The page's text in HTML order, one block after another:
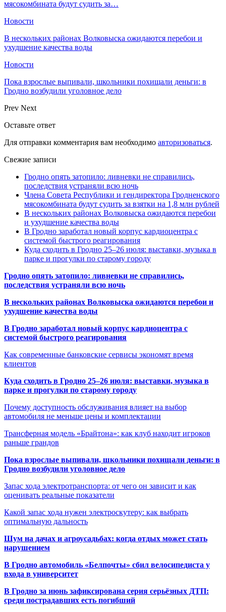
мясокомбината будут судить за…
Новости
В нескольких районах Волковыска ожидаются перебои и
ухудшение качества воды
Новости
Пока взрослые выпивали, школьники похищали деньги: в
Гродно возбудили уголовное дело
Prev Next
Оставьте ответ
Для отправки комментария вам необходимо авторизоваться.
Свежие записи
Гродно опять затопило: ливневки не справились,
последствия устраняли всю ночь
Члена Совета Республики и гендиректора Гродненского
мясокомбината будут судить за взятки на 1,8 млн рублей
В нескольких районах Волковыска ожидаются перебои
и ухудшение качества воды
В Гродно заработал новый корпус кардиоцентра с
системой быстрого реагирования
Куда сходить в Гродно 25–26 июля: выставки, музыка в
парке и прогулки по старому городу
Гродно опять затопило: ливневки не справились,
последствия устраняли всю ночь
В нескольких районах Волковыска ожидаются перебои и
ухудшение качества воды
В Гродно заработал новый корпус кардиоцентра с
системой быстрого реагирования
Как современные банковские сервисы экономят время
клиентов
Куда сходить в Гродно 25–26 июля: выставки, музыка в
парке и прогулки по старому городу
Почему доступность обслуживания влияет на выбор
автомобиля не меньше цены и комплектации
Трансферная модель «Брайтона»: как клуб находит игроков
раньше грандов
Пока взрослые выпивали, школьники похищали деньги: в
Гродно возбудили уголовное дело
Запас хода электротранспорта: от чего он зависит и как
оценивать реальные показатели
Какой запас хода нужен электроскутеру: как выбрать
оптимальную дальность
Шум на дачах и агроусадьбах: когда отдых может стать
нарушением
В Гродно автомобиль «Белпочты» сбил велосипедиста у
входа в университет
В Гродно за июнь зафиксирована серия серьёзных ДТП:
среди пострадавших есть погибший